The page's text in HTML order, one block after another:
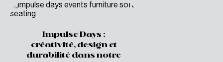
Impulse Days :
créativité, design et
durabilité dans notre